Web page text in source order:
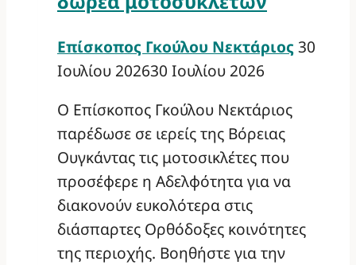
Επίσκοπος Γκούλου Νεκτάριος 30
Ιουλίου 202630 Ιουλίου 2026
Ο Επίσκοπος Γκούλου Νεκτάριος
παρέδωσε σε ιερείς της Βόρειας
Ουγκάντας τις μοτοσικλέτες που
προσέφερε η Αδελφότητα για να
διακονούν ευκολότερα στις
διάσπαρτες Ορθόδοξες κοινότητες
της περιοχής. Βοηθήστε για την